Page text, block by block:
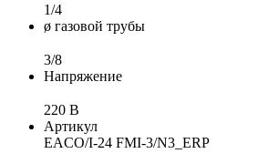
1/4
ø газовой трубы
3/8
Напряжение
220 В
Артикул
EACO/I-24 FMI-3/N3_ERP